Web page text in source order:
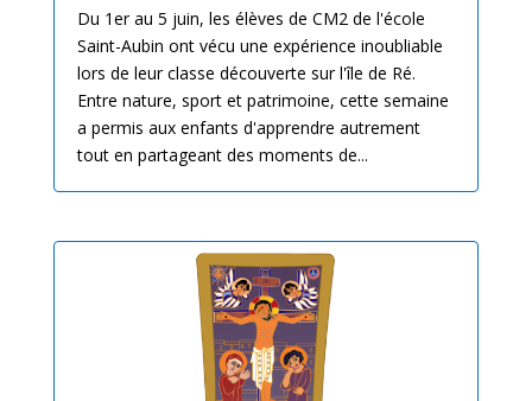
Du 1er au 5 juin, les élèves de CM2 de l'école
Saint-Aubin ont vécu une expérience inoubliable
lors de leur classe découverte sur l'île de Ré.
Entre nature, sport et patrimoine, cette semaine
a permis aux enfants d'apprendre autrement
tout en partageant des moments de...